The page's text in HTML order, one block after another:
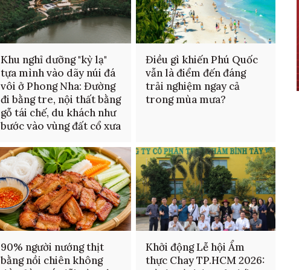
Khu nghỉ dưỡng "kỳ lạ"
tựa mình vào dãy núi đá
vôi ở Phong Nha: Đường
đi bằng tre, nội thất bằng
gỗ tái chế, du khách như
bước vào vùng đất cổ xưa
Điều gì khiến Phú Quốc
vẫn là điểm đến đáng
trải nghiệm ngay cả
trong mùa mưa?
90% người nướng thịt
bằng nồi chiên không
Khởi động Lễ hội Ẩm
thực Chay TP.HCM 2026: